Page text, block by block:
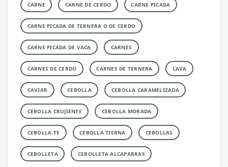
CARNE CARNE DE CERDO CARNE PICADA
CARNE PICADA DE TERNERA O DE CERDO
CARNE PICADA DE VACA CARNES
CARNES DE CERDO CARNES DE TERNERA CAVA
CAVIAR CEBOLLA CEBOLLA CARAMELIZADA
CEBOLLA CRUJIENTE CEBOLLA MORADA
CEBOLLA TE CEBOLLA TIERNA CEBOLLAS
CEBOLLETA CEBOLLETA ALCAPARRAS